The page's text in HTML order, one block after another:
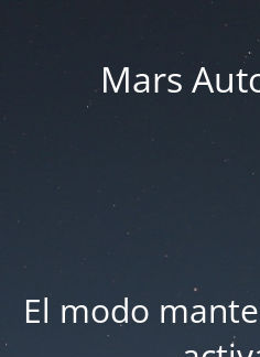
Mars
El modo